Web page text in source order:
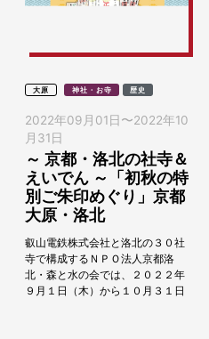
大原 神社・お寺 歴史
2022年09月01日 〜2022年10
月31日
～ 京都・洛北の社寺＆
えいでん ～「初秋の特
別ご朱印めぐり」京都
大原・洛北
叡山電鉄株式会社と洛北の３０社
寺で構成するＮＰＯ法人京都洛
北・森と水の会では、２０２２年
９月１日（木）から１０月３１日